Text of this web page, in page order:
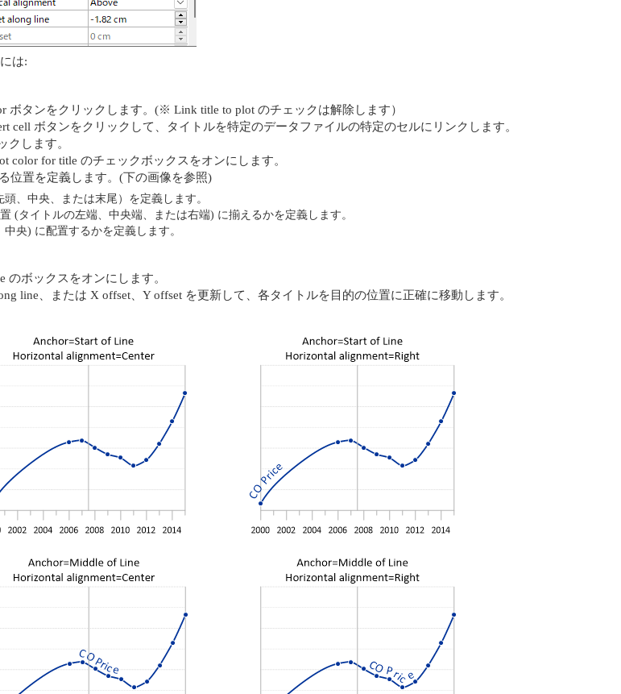
は:
ボタンをクリックします。(※ Link title to plot のチェックは解除します）
cell ボタンをクリックして、タイトルを特定のデータファイルの特定のセルにリンクします。
します。
color for title のチェックボックスをオンにします。
位置を定義します。(下の画像を参照)
、中央、または末尾）を定義します。
(タイトルの左端、中央端、または右端) に揃えるかを定義します。
央) に配置するかを定義します。
ボックスをオンにします。
line、または X offset、Y offset を更新して、各タイトルを目的の位置に正確に移動します。